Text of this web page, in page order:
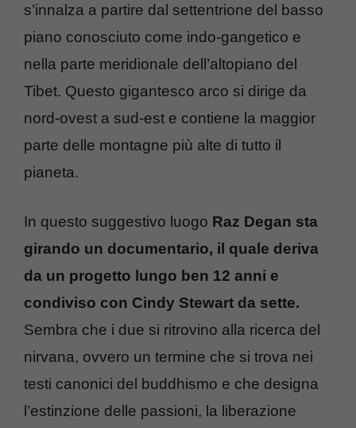
s’innalza a partire dal settentrione del basso
piano conosciuto come indo-gangetico e
nella parte meridionale dell’altopiano del
Tibet. Questo gigantesco arco si dirige da
nord-ovest a sud-est e contiene la maggior
parte delle montagne più alte di tutto il
pianeta.
In questo suggestivo luogo Raz Degan sta
girando un documentario, il quale deriva
da un progetto lungo ben 12 anni e
condiviso con Cindy Stewart da sette.
Sembra che i due si ritrovino alla ricerca del
nirvana, ovvero un termine che si trova nei
testi canonici del buddhismo e che designa
l’estinzione delle passioni, la liberazione